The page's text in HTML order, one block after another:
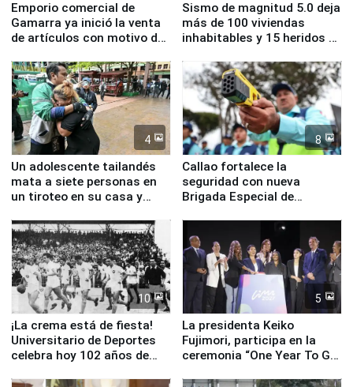
Emporio comercial de
Gamarra ya inició la venta
de artículos con motivo de
Sismo de magnitud 5.0 deja
más de 100 viviendas
inhabitables y 15 heridos en
4
Un adolescente tailandés
mata a siete personas en
un tiroteo en su casa y
8
Callao fortalece la
seguridad con nueva
Brigada Especial de
equipamiento para
Serenazgo
10
¡La crema está de fiesta!
Universitario de Deportes
celebra hoy 102 años de
5
La presidenta Keiko
Fujimori, participa en la
ceremonia “One Year To Go